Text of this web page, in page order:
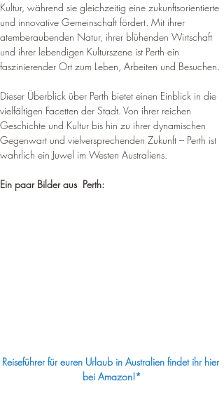
Kultur, während sie gleichzeitig eine zukunftsorientierte
und innovative Gemeinschaft fördert. Mit ihrer
atemberaubenden Natur, ihrer blühenden Wirtschaft
und ihrer lebendigen Kulturszene ist Perth ein
faszinierender Ort zum Leben, Arbeiten und Besuchen.
Dieser Überblick über Perth bietet einen Einblick in die
vielfältigen Facetten der Stadt. Von ihrer reichen
Geschichte und Kultur bis hin zu ihrer dynamischen
Gegenwart und vielversprechenden Zukunft – Perth ist
wahrlich ein Juwel im Westen Australiens.
Ein paar Bilder aus  Perth:
Reiseführer für euren Urlaub in Australien findet ihr hier
bei Amazon!*